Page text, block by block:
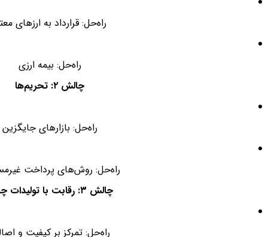
راه‌حل: قرارداد به ارزهای
راه‌حل: بیمه ارزی
چالش ۲: تحریم‌ها
راه‌حل: بازارهای جایگزین
راه‌حل: روش‌های پرداخت
چالش ۳: رقابت با تولیدات چینی
راه‌حل: تمرکز بر کیفیت و